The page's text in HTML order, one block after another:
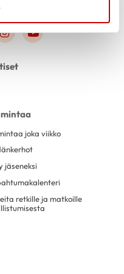
to twitter
Link to instagram
Link to youtube
joka viikko
jäseneksi
retkille ja matkoille